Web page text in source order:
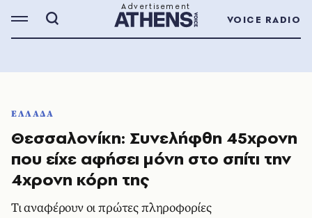
VOICE RADIO
ΕΛΛΑΔΑ
Θεσσαλονίκη: Συνελήφθη 45χρονη
που είχε αφήσει μόνη στο σπίτι την
4χρονη κόρη της
Τι αναφέρουν οι πρώτες πληροφορίες